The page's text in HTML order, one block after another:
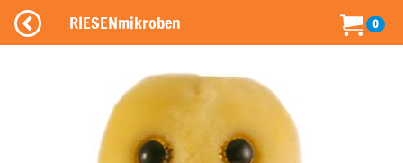
RIESENmikroben 0